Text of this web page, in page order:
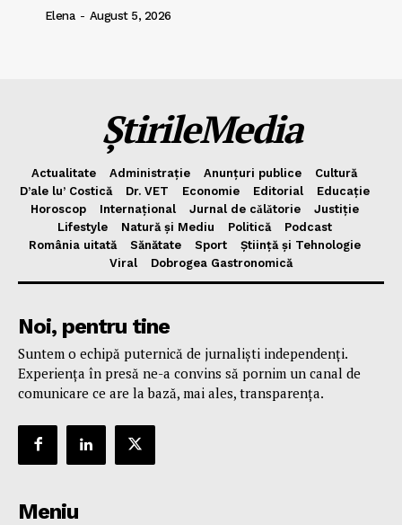
Elena - August 5, 2026
ȘtirileMedia
Actualitate Administrație Anunțuri publice
Cultură
D’ale lu’ Costică
Dr. VET Economie Editorial
Educație
Horoscop
Internațional Jurnal de cǎlǎtorie
Justiție
Lifestyle
Natură și Mediu Politică
Podcast
România uitată
Sănătate Sport
Știință și Tehnologie
Viral
Dobrogea Gastronomică
Noi, pentru tine
Suntem o echipă puternică de jurnaliști independenți.
Experiența în presă ne-a convins să pornim un canal de
comunicare ce are la bază, mai ales, transparența.
Meniu